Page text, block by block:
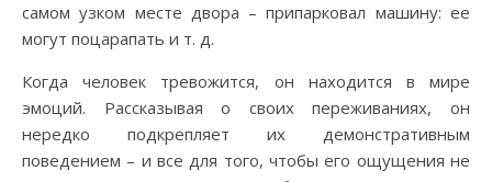
самом узком месте двора – припарковал машину: ее
могут поцарапать и т. д.
Когда человек тревожится, он находится в мире
эмоций. Рассказывая о своих переживаниях, он
нередко подкрепляет их демонстративным
поведением – и все для того, чтобы его ощущения не